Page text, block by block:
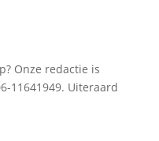
Onze redactie is
11641949. Uiteraard